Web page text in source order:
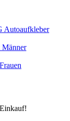
Autoaufkleber
Männer